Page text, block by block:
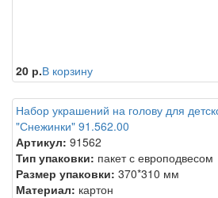
20 р.В корзину
Набор украшений на голову для
"Снежинки" 91.562.00
Артикул: 91562
Тип упаковки: пакет с европодвесом
Размер упаковки: 370*310 мм
Материал: картон